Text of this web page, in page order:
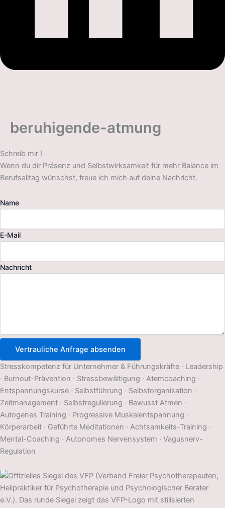
beruhigende-atmung
Schreib mir !
Wenn du dir Präsenz und Selbstwirksamkeit für mehr Balance im
Berufsalltag wünschst, freue ich mich auf deine Nachricht.
Name
E-Mail
Nachricht
Vertrauliche Anfrage absenden
Stresskompetenz für Unternehmer & Führungskräfte · Leadership
· Burnout-Prävention · Stressbewältigung · Atemcoaching ·
Entspannungskurse · Selbstführung · Selbstorganisation ·
Zeitmanagement · Selbstregulierung · Bewusst Atmen ·
Autogenes Training · Progressive Muskelentspannung ·
Körperarbeit · Geführte Meditationen · Achtsamkeits-Training ·
Mental-Coaching · Autonomes Nervensystem · Vagusnerv-
Regulation